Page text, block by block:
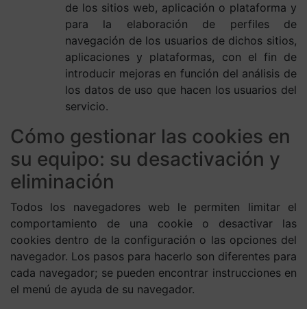
de los sitios web, aplicación o plataforma y
para la elaboración de perfiles de
navegación de los usuarios de dichos sitios,
aplicaciones y plataformas, con el fin de
introducir mejoras en función del análisis de
los datos de uso que hacen los usuarios del
servicio.
Cómo gestionar las cookies en
su equipo: su desactivación y
eliminación
Todos los navegadores web le permiten limitar el
comportamiento de una cookie o desactivar las
cookies dentro de la configuración o las opciones del
navegador. Los pasos para hacerlo son diferentes para
cada navegador; se pueden encontrar instrucciones en
el menú de ayuda de su navegador.